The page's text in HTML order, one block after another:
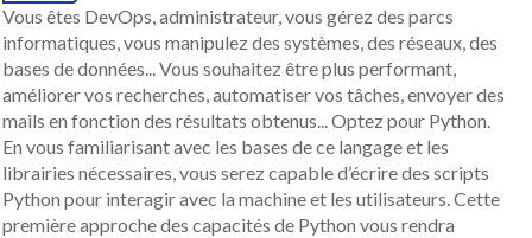
Vous êtes DevOps, administrateur, vous gérez des parcs
informatiques, vous manipulez des systèmes, des réseaux, des
bases de données... Vous souhaitez être plus performant,
améliorer vos recherches, automatiser vos tâches, envoyer des
mails en fonction des résultats obtenus... Optez pour Python.
En vous familiarisant avec les bases de ce langage et les
librairies nécessaires, vous serez capable d’écrire des scripts
Python pour interagir avec la machine et les utilisateurs. Cette
première approche des capacités de Python vous rendra